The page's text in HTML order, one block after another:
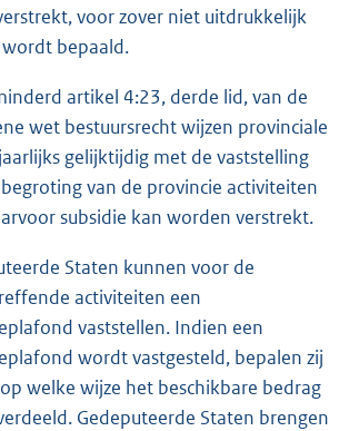
voor zover niet uitdrukkelijk
bepaald.
artikel 4:23, derde lid, van de
wet bestuursrecht wijzen provinciale
gelijktijdig met de vaststelling
van de provincie activiteiten
subsidie kan worden verstrekt.
Staten kunnen voor de
activiteiten een
vaststellen. Indien een
wordt vastgesteld, bepalen zij
welke wijze het beschikbare bedrag
Gedeputeerde Staten brengen